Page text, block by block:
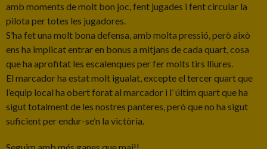
amb moments de molt bon joc, fent jugades i fent circular la
pilota per totes les jugadores.
S’ha fet una molt bona defensa, amb molta pressió, però això
ens ha implicat entrar en bonus a mitjans de cada quart, cosa
que ha aprofitat les escalenques per fer molts tirs lliures.
El marcador ha estat molt igualat, excepte el tercer quart que
l’equip local ha obert forat al marcador i l’ últim quart que ha
sigut totalment de les nostres panteres, però que no ha sigut
suficient per endur-se’n la victòria.